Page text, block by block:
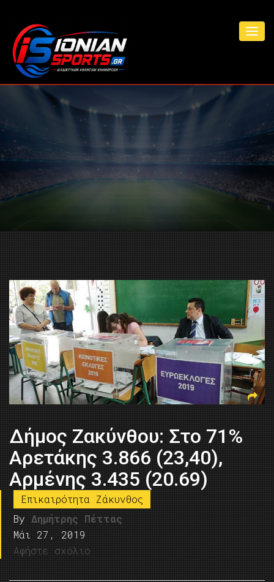
Δήμος Ζακύνθου: Στο 71%
Αρετάκης 3.866 (23,40),
Αρμένης 3.435 (20.69)
Επικαιρότητα Ζάκυνθος
By Δημήτρης Πέττας
Μάι 27, 2019
Αφήστε σχόλιο